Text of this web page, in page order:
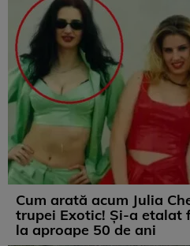
Cum arată acum Julia
trupei Exotic! Și-a etalat
la aproape 50 de ani